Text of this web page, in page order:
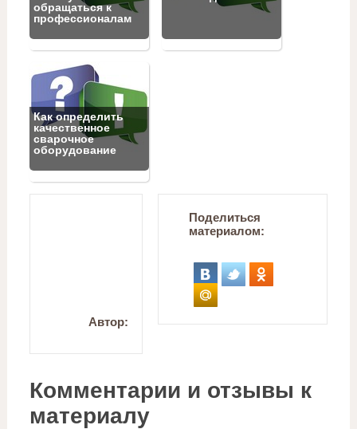
обращаться к
профессионалам
Как определить
качественное
сварочное
оборудование
Автор:
Поделиться
материалом:
Комментарии и отзывы к
материалу